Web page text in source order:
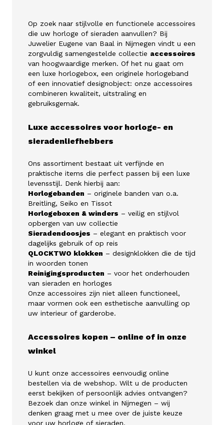
Op zoek naar stijlvolle en functionele accessoires
die uw horloge of sieraden aanvullen? Bij
Juwelier Eugene van Baal in Nijmegen vindt u een
zorgvuldig samengestelde collectie accessoires
van hoogwaardige merken. Of het nu gaat om
een luxe horlogebox, een originele horlogeband
of een innovatief designobject: onze accessoires
combineren kwaliteit, uitstraling en
gebruiksgemak.
Luxe accessoires voor horloge- en
sieradenliefhebbers
Ons assortiment bestaat uit verfijnde en
praktische items die perfect passen bij een luxe
levensstijl. Denk hierbij aan:
Horlogebanden – originele banden van o.a.
Breitling, Seiko en Tissot
Horlogeboxen & winders – veilig en stijlvol
opbergen van uw collectie
Sieradendoosjes – elegant en praktisch voor
dagelijks gebruik of op reis
QLOCKTWO klokken – designklokken die de tijd
in woorden tonen
Reinigingsproducten – voor het onderhouden
van sieraden en horloges
Onze accessoires zijn niet alleen functioneel,
maar vormen ook een esthetische aanvulling op
uw interieur of garderobe.
Accessoires kopen – online of in onze
winkel
U kunt onze accessoires eenvoudig online
bestellen via de webshop. Wilt u de producten
eerst bekijken of persoonlijk advies ontvangen?
Bezoek dan onze winkel in Nijmegen – wij
denken graag met u mee over de juiste keuze
voor uw horloge of sieraden.